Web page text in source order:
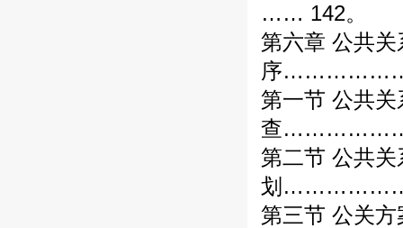
…… 142。
第六章 公共关
序
第一节 公共关
查
第二节 公共关
划
第三节 公关方